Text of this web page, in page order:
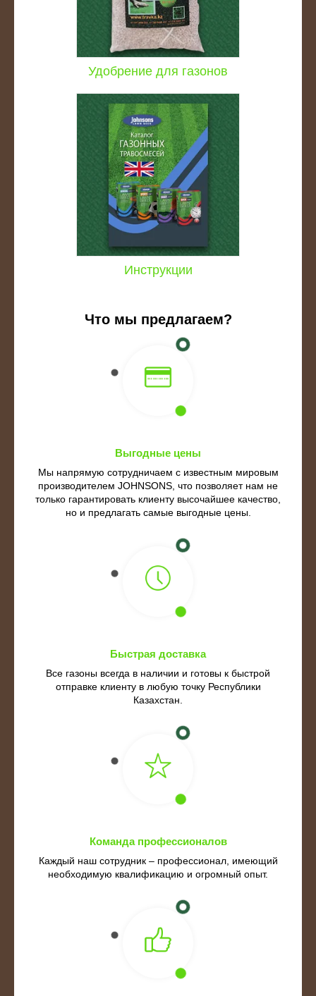
Удобрение для газонов
Инструкции
Что мы предлагаем?
Выгодные цены
Мы напрямую сотрудничаем c известным мировым
производителем JOHNSONS, что позволяет нам не
только гарантировать клиенту высочайшее качество,
но и предлагать самые выгодные цены.
Быстрая доставка
Все газоны всегда в наличии и готовы к быстрой
отправке клиенту в любую точку Республики
Казахстан.
Команда профессионалов
Каждый наш сотрудник – профессионал, имеющий
необходимую квалификацию и огромный опыт.